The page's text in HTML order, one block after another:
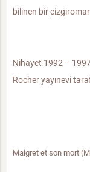
bilinen bir
Nihayet 1992 –
Rocher yayınevi
Maigret et son mort